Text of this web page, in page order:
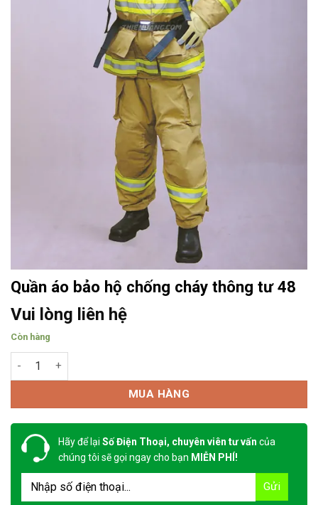
Quần áo bảo hộ chống cháy thông tư 48
Vui lòng liên hệ
Còn hàng
Quần áo bảo hộ chống cháy thông tư 48 số lượng
MUA HÀNG
Hãy để lại Số Điện Thoại, chuyên viên tư vấn của
chúng tôi sẽ gọi ngay cho bạn MIỄN PHÍ!